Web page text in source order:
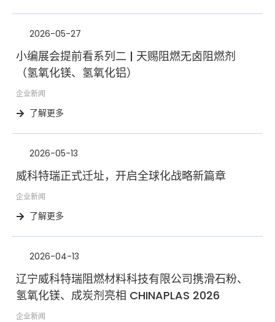
2026-05-27
小编展会提前看系列二 | 天赐阻燃无卤阻燃剂
（氢氧化镁、氢氧化铝）
企业新闻
了解更多
2026-05-13
威科特瑞正式迁址，开启全球化战略新篇章
企业新闻
了解更多
2026-04-13
辽宁威科特瑞阻燃材料科技有限公司携滑石粉、
氢氧化镁、成炭剂亮相 CHINAPLAS 2026
企业新闻